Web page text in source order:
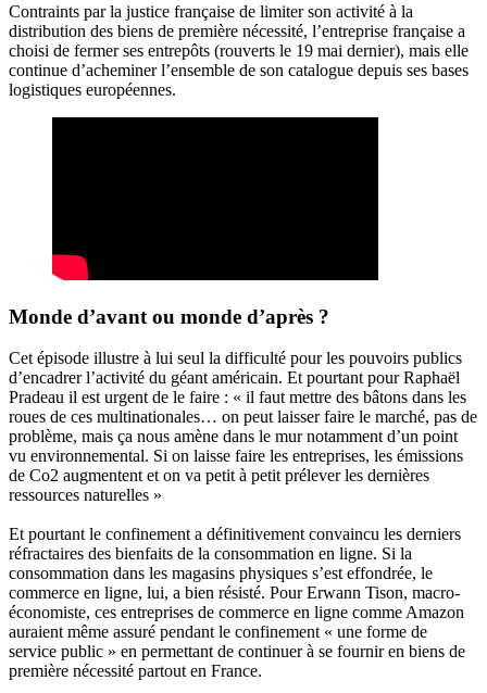
Contraints par la justice française de limiter son activité à la
distribution des biens de première nécessité, l’entreprise française a
choisi de fermer ses entrepôts (rouverts le 19 mai dernier), mais elle
continue d’acheminer l’ensemble de son catalogue depuis ses bases
logistiques européennes.
Monde d’avant ou monde d’après ?
Cet épisode illustre à lui seul la difficulté pour les pouvoirs publics
d’encadrer l’activité du géant américain. Et pourtant pour Raphaël
Pradeau il est urgent de le faire : « il faut mettre des bâtons dans les
roues de ces multinationales… on peut laisser faire le marché, pas de
problème, mais ça nous amène dans le mur notamment d’un point
vu environnemental. Si on laisse faire les entreprises, les émissions
de Co2 augmentent et on va petit à petit prélever les dernières
ressources naturelles »
Et pourtant le confinement a définitivement convaincu les derniers
réfractaires des bienfaits de la consommation en ligne. Si la
consommation dans les magasins physiques s’est effondrée, le
commerce en ligne, lui, a bien résisté. Pour Erwann Tison, macro-
économiste, ces entreprises de commerce en ligne comme Amazon
auraient même assuré pendant le confinement « une forme de
service public » en permettant de continuer à se fournir en biens de
première nécessité partout en France.